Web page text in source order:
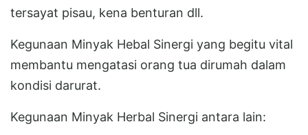
tersayat pisau, kena benturan dll.
Kegunaan Minyak Hebal Sinergi yang begitu vital
membantu mengatasi orang tua dirumah dalam
kondisi darurat.
Kegunaan Minyak Herbal Sinergi antara lain: